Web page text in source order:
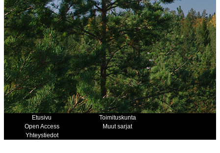
Etusivu
Toimituskunta
Open Access
Muut sarjat
Yhteystiedot